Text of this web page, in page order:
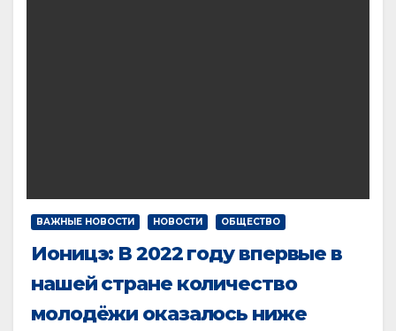
ВАЖНЫЕ НОВОСТИ НОВОСТИ ОБЩЕСТВО
Ионицэ: В 2022 году впервые в
нашей стране количество
молодёжи оказалось ниже